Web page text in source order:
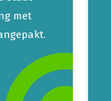
met